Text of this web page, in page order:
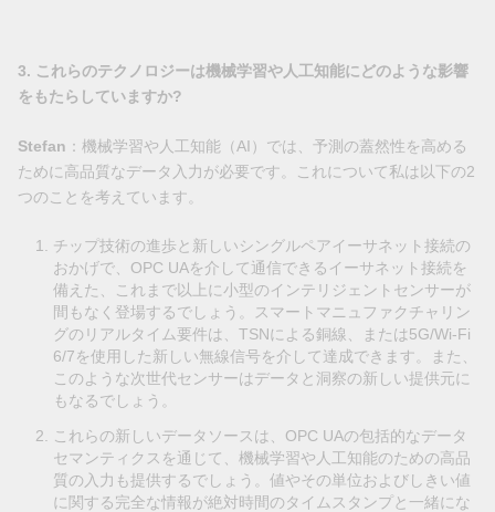
3. これらのテクノロジーは機械学習や人工知能にどのような影響
をもたらしていますか?
Stefan ：機械学習や人工知能（AI）では、予測の蓋然性を高める
ために高品質なデータ入力が必要です。これについて私は以下の2
つのことを考えています。
チップ技術の進歩と新しいシングルペアイーサネット接続の
おかげで、OPC UAを介して通信できるイーサネット接続を
備えた、これまで以上に小型のインテリジェントセンサーが
間もなく登場するでしょう。スマートマニュファクチャリン
グのリアルタイム要件は、TSNによる銅線、または5G/Wi-Fi
6/7を使用した新しい無線信号を介して達成できます。また、
このような次世代センサーはデータと洞察の新しい提供元に
もなるでしょう。
これらの新しいデータソースは、OPC UAの包括的なデータ
セマンティクスを通じて、機械学習や人工知能のための高品
質の入力も提供するでしょう。値やその単位およびしきい値
に関する完全な情報が絶対時間のタイムスタンプと一緒にな